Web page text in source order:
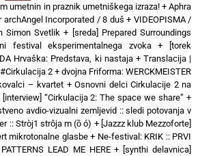
umetnin in praznik umetniškega izraza!+Aphra
archAngel Incorporated / 8 duš + VIDEOPISMA /
Simon Svetlik + [sreda] Prepared Surroundings
festival eksperimentalnega zvoka+
[torek
Hrvaška: Predstava, ki nastaja+ Translacija |
2 + dvojna Friforma: WERCKMEISTER
– kvartet +Osnovni delci Cirkulacije 2 na
[interview] “Cirkulacija 2: The space we share” +
avdio-vizualni zemljevid :: sledi potovanja v
:: Stròj1 strôja m (ȍ ó) + [Jazzz klub Mezzoforte]
mikrotonalne glasbe+ Ne-festival: KRIK :: PRVI
LEAD ME HERE+ [synthi delavnica]